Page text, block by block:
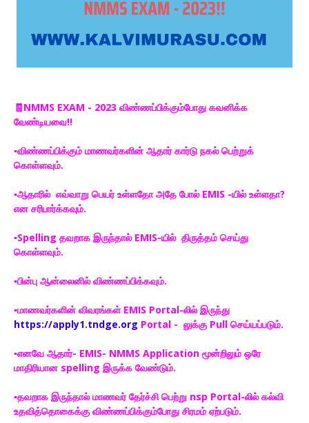
🧾NMMS EXAM - 2023 விண்ணப்பிக்கும்போது கவனிக்க
வேண்டியவை!!
▪️விண்ணப்பிக்கும் மாணவர்களின் ஆதார் கார்டு நகல் பெற்றுக்
கொள்ளவும்.
▪️ஆதாரில் எவ்வாறு பெயர் உள்ளதோ அதே போல் EMIS -யில் உள்ளதா?
என சரிபார்க்கவும்.
▪️Spelling தவறாக இருந்தால் EMIS-யில் திருத்தம் செய்து
கொள்ளவும்.
▪️பின்பு ஆன்லைனில் விண்ணப்பிக்கவும்.
▪️மாணவர்களின் விவரங்கள் EMIS Portal-லில் இருந்து
https://apply1.tndge.org Portal - லுக்கு Pull செய்யப்படும்.
▪️எனவே ஆதார்- EMIS- NMMS Application மூன்றிலும் ஒரே
மாதிரியான spelling இருக்க வேண்டும்.
▪️தவறாக இருந்தால் மாணவர் தேர்ச்சி பெற்று nsp Portal-லில் கல்வி
உதவித்தொகைக்கு விண்ணப்பிக்கும்போது சிரமம் ஏற்படும்.